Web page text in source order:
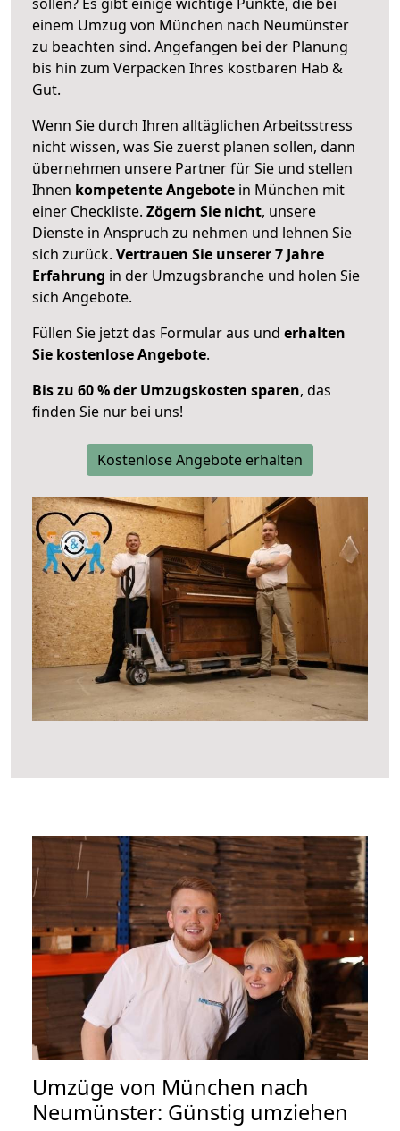
einem Umzug von München nach Neumünster
zu beachten sind. Angefangen bei der Planung
bis hin zum Verpacken Ihres kostbaren Hab &
Gut.
Wenn Sie durch Ihren alltäglichen Arbeitsstress
nicht wissen, was Sie zuerst planen sollen, dann
übernehmen unsere Partner für Sie und stellen
Ihnen kompetente Angebote in München mit
einer Checkliste. Zögern Sie nicht, unsere
Dienste in Anspruch zu nehmen und lehnen Sie
sich zurück. Vertrauen Sie unserer 7 Jahre
Erfahrung in der Umzugsbranche und holen Sie
sich Angebote.
Füllen Sie jetzt das Formular aus und erhalten
Sie kostenlose Angebote.
Bis zu 60 % der Umzugskosten sparen, das
finden Sie nur bei uns!
Kostenlose Angebote erhalten
Umzüge von München nach
Neumünster: Günstig umziehen